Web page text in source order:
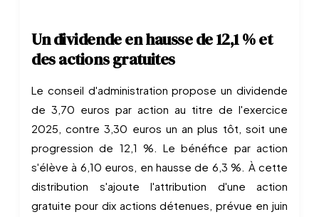
Un dividende en hausse de 12,1 % et
des actions gratuites
Le conseil d'administration propose un dividende
de 3,70 euros par action au titre de l'exercice
2025, contre 3,30 euros un an plus tôt, soit une
progression de 12,1 %. Le bénéfice par action
s'élève à 6,10 euros, en hausse de 6,3 %. À cette
distribution s'ajoute l'attribution d'une action
gratuite pour dix actions détenues, prévue en juin